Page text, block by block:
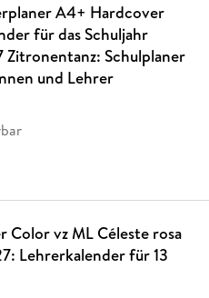
A4+ Hardcover
für das Schuljahr
Schulplaner
und Lehrer
Color vz ML Céleste rosa
Lehrerkalender für 13